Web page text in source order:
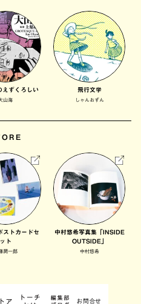
えずくろしい
山海
飛行文学
しゃんおずん
ストカードセ
ット
潤一郎
中村悠希写真集「INSIDE
OUTSIDE」
中村悠希